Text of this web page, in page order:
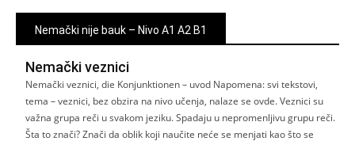
Nemački nije bauk – Nivo A1 A2 B1
Nemački veznici
Nemački veznici, die Konjunktionen – uvod Napomena: svi tekstovi,
tema – veznici, bez obzira na nivo učenja, nalaze se ovde. Veznici su
važna grupa reči u svakom jeziku. Spadaju u nepromenljivu grupu reči.
Šta to znači? Znači da oblik koji naučite neće se menjati kao što se